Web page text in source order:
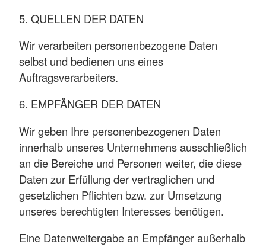
5. QUELLEN DER DATEN
Wir verarbeiten personenbezogene Daten
selbst und bedienen uns eines
Auftragsverarbeiters.
6. EMPFÄNGER DER DATEN
Wir geben Ihre personenbezogenen Daten
innerhalb unseres Unternehmens ausschließlich
an die Bereiche und Personen weiter, die diese
Daten zur Erfüllung der vertraglichen und
gesetzlichen Pflichten bzw. zur Umsetzung
unseres berechtigten Interesses benötigen.
Eine Datenweitergabe an Empfänger außerhalb